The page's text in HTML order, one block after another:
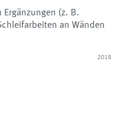
(z. B.
an Wänden
2018